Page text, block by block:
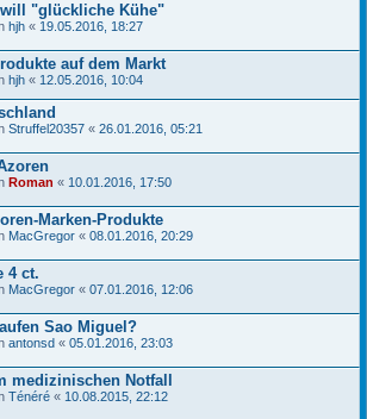
will "glückliche Kühe"
hjh « 19.05.2016, 18:27
auf dem Markt
hjh « 12.05.2016, 10:04
Struffel20357 « 26.01.2016, 05:21
Roman « 10.01.2016, 17:50
Marken-Produkte
MacGregor « 08.01.2016, 20:29
4 ct.
MacGregor « 07.01.2016, 12:06
Sao Miguel?
antonsd « 05.01.2016, 23:03
medizinischen Notfall
Ténéré « 10.08.2015, 22:12